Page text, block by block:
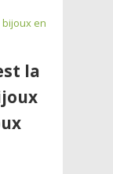
en
la